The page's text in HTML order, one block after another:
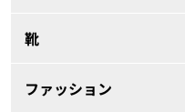
靴
ファッション